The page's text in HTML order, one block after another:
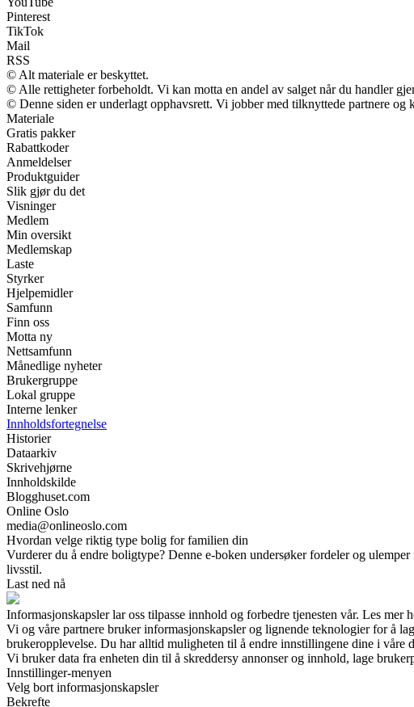
Pinterest
TikTok
Mail
RSS
© Alt materiale er beskyttet.
© Alle rettigheter forbeholdt. Vi kan motta en andel av salget når du handler
© Denne siden er underlagt opphavsrett. Vi jobber med tilknyttede partnere
Materiale
Gratis pakker
Rabattkoder
Anmeldelser
Produktguider
Slik gjør du det
Visninger
Medlem
Min oversikt
Medlemskap
Laste
Styrker
Hjelpemidler
Samfunn
Finn oss
Motta ny
Nettsamfunn
Månedlige nyheter
Brukergruppe
Lokal gruppe
Interne lenker
Innholdsfortegnelse
Historier
Dataarkiv
Skrivehjørne
Innholdskilde
Blogghuset.com
Online Oslo
media@onlineoslo.com
Hvordan velge riktig type bolig for familien din
Vurderer du å endre boligtype? Denne e-boken undersøker fordeler og
livsstil.
Last ned nå
Informasjonskapsler lar oss tilpasse innhold og forbedre tjenesten vår. Les mer
Vi og våre partnere bruker informasjonskapsler og lignende teknologier for å
brukeropplevelse. Du har alltid muligheten til å endre innstillingene dine i våre
Vi bruker data fra enheten din til å skreddersy annonser og innhold, lage
Innstillinger-menyen
Velg bort informasjonskapsler
Bekrefte